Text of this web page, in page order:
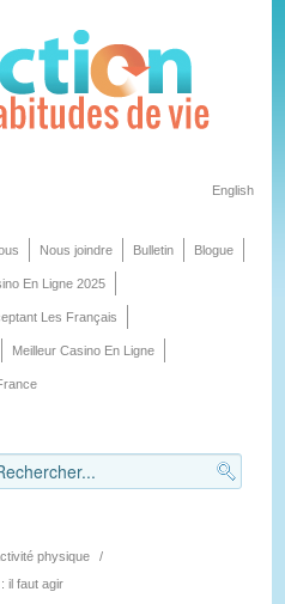
English
Nous joindre Bulletin Blogue
En Ligne 2025
Les Français
Meilleur Casino En Ligne
physique
/
il faut agir